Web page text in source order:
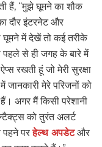
हैं, “मुझे घूमने का शौक
दौर इंटरनेट और
में देखें तो कई तरीके
से ही जगह के बारे में
रखती हूं जो मेरी सुरक्षा
मेरे परिजनों को
अगर मैं किसी परेशानी
को तुरंत अलर्ट
पहने परहेल्थ अपडेटऔर